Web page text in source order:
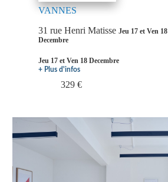
VANNES
31 rue Henri Matisse Jeu 17 et Ven 18
Decembre
Jeu 17 et Ven 18 Decembre
+ Plus d'infos
329 €